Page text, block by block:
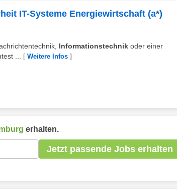
IT-Systeme Energiewirtschaft (a*)
Informationstechnik oder einer
...
[ Weitere Infos ]
erhalten.
Jetzt passende Jobs erhalten